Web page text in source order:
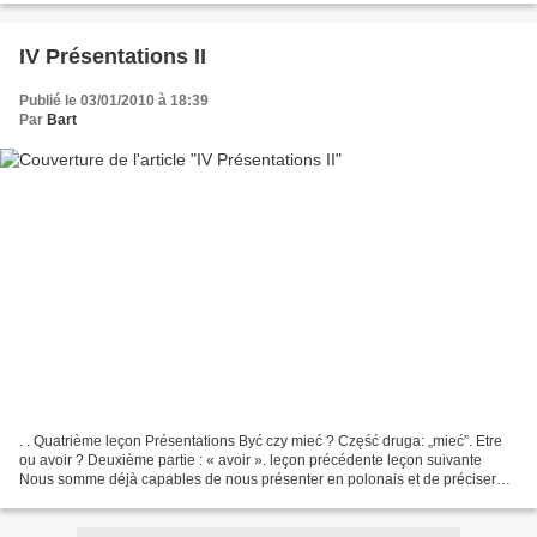
IV Présentations II
Publié le 03/01/2010 à 18:39
Par Bart
. . Quatrième leçon Présentations Być czy mieć ? Część druga: „mieć”. Etre
ou avoir ? Deuxième partie : « avoir ». leçon précédente leçon suivante
Nous somme déjà capables de nous présenter en polonais et de préciser